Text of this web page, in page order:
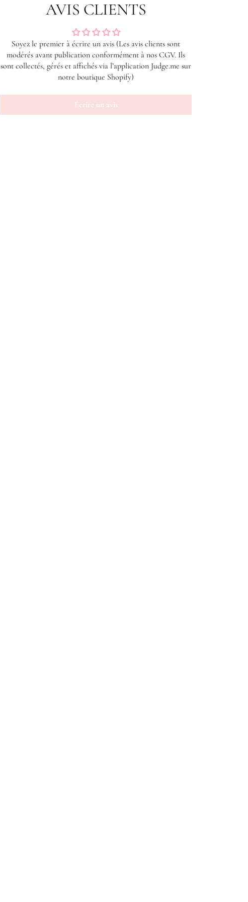
AVIS CLIENTS
Soyez le premier à écrire un avis (Les avis clients sont
modérés avant publication conformément à nos CGV. Ils
sont collectés, gérés et affichés via l’application Judge.me sur
notre boutique Shopify)
Écrire un avis